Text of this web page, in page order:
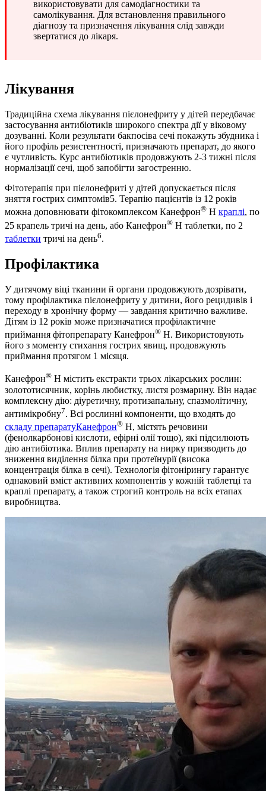
використовувати для самодіагностики та
самолікування. Для встановлення правильного
діагнозу та призначення лікування слід завжди
звертатися до лікаря.
Лікування
Традиційна схема лікування пієлонефриту у дітей передбачає
застосування антибіотиків широкого спектра дії у віковому
дозуванні. Коли результати бакпосіва сечі покажуть збудника і
його профіль резистентності, призначають препарат, до якого
є чутливість. Курс антибіотиків продовжують 2-3 тижні після
нормалізації сечі, щоб запобігти загостренню.
Фітотерапія при пієлонефриті у дітей допускається після
зняття гострих симптомів5. Терапію пацієнтів із 12 років
можна доповнювати фітокомплексом Канефрон® Н краплі, по
25 крапель тричі на день, або Канефрон® Н таблетки, по 2
таблетки тричі на день6.
Профілактика
У дитячому віці тканини й органи продовжують дозрівати,
тому профілактика пієлонефриту у дитини, його рецидивів і
переходу в хронічну форму — завдання критично важливе.
Дітям із 12 років може призначатися профілактичне
приймання фітопрепарату Канефрон® Н. Використовують
його з моменту стихання гострих явищ, продовжують
приймання протягом 1 місяця.
Канефрон® Н містить екстракти трьох лікарських рослин:
золототисячник, корінь любистку, листя розмарину. Він надає
комплексну дію: діуретичну, протизапальну, спазмолітичну,
антимікробну7. Всі рослинні компоненти, що входять до
складу препаратуКанефрон® Н, містять речовини
(фенолкарбонові кислоти, ефірні олії тощо), які підсилюють
дію антибіотика. Вплив препарату на нирку призводить до
зниження виділення білка при протеїнурії (висока
концентрація білка в сечі). Технологія фітонірингу гарантує
однаковий вміст активних компонентів у кожній таблетці та
краплі препарату, а також строгий контроль на всіх етапах
виробництва.